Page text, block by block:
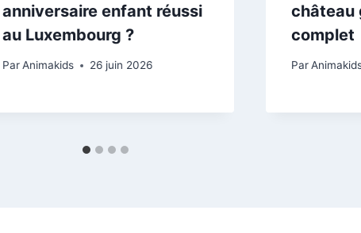
anniversaire enfant réussi
au Luxembourg ?
Par Animakids 26 juin 2026
château
complet
Par